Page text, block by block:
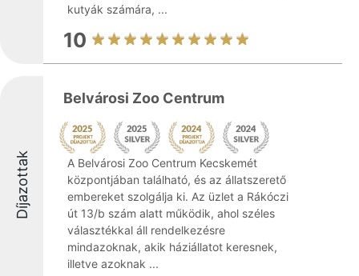
kutyák számára, ...
10
Díjazottak
Belvárosi Zoo Centrum
A Belvárosi Zoo Centrum Kecskemét
központjában található, és az állatszerető
embereket szolgálja ki. Az üzlet a Rákóczi
út 13/b szám alatt működik, ahol széles
választékkal áll rendelkezésre
mindazoknak, akik háziállatot keresnek,
illetve azoknak ...